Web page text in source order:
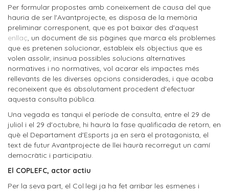
Per formular propostes amb coneixement de causa del que
hauria de ser l'Avantprojecte, es disposa de la memòria
preliminar corresponent, que es pot baixar des d'aquest
enllaç, un document de sis pàgines que marca els problemes
que es pretenen solucionar, estableix els objectius que es
volen assolir, insinua possibles solucions alternatives
normatives i no normatives, vol acarar els impactes més
rellevants de les diverses opcions considerades, i que acaba
reconeixent que és absolutament procedent d'efectuar
aquesta consulta pública.
Una vegada es tanqui el període de consulta, entre el 29 de
juliol i el 29 d'octubre, hi haurà la fase qualificada de retorn, en
què el Departament d'Esports ja en serà el protagonista, el
text de futur Avantprojecte de llei haurà recorregut un camí
democràtic i participatiu.
El COPLEFC, actor actiu
Per la seva part, el Col·legi ja ha fet arribar les esmenes i